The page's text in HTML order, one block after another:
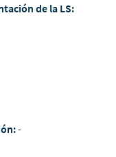
de la LS:
-